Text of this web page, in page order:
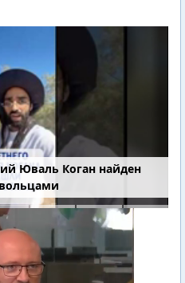
Юваль Коган найден